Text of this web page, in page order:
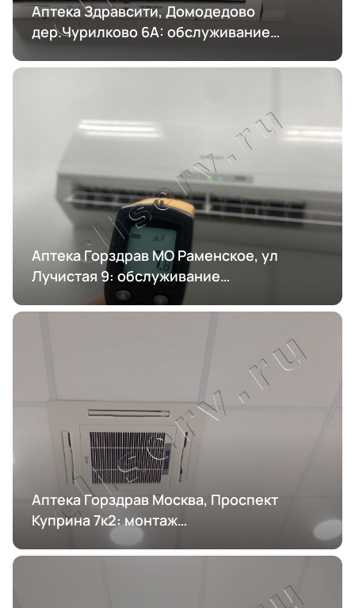
Аптека Здравсити, Домодедово
дер.Чурилково 6А: обслуживание
Аптека Горздрав МО Раменское, ул
Лучистая 9: обслуживание
кондиционирования
Аптека Горздрав Москва, Проспект
Куприна 7к2: монтаж
кондиционирования